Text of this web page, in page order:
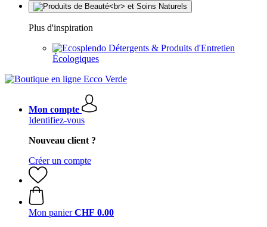
Plus d'inspiration
Détergents & Produits d'Entretien
Écologiques
Mon compte
Identifiez-vous
Nouveau client ?
Créer un compte
Mon panier CHF 0.00